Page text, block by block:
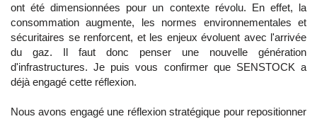
ont été dimensionnées pour un contexte révolu. En effet, la
consommation augmente, les normes environnementales et
sécuritaires se renforcent, et les enjeux évoluent avec l'arrivée
du gaz. Il faut donc penser une nouvelle génération
d'infrastructures. Je puis vous confirmer que SENSTOCK a
déjà engagé cette réflexion.
Nous avons engagé une réflexion stratégique pour repositionner